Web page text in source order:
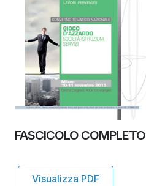
FASCICOLO COMPLETO
Visualizza PDF